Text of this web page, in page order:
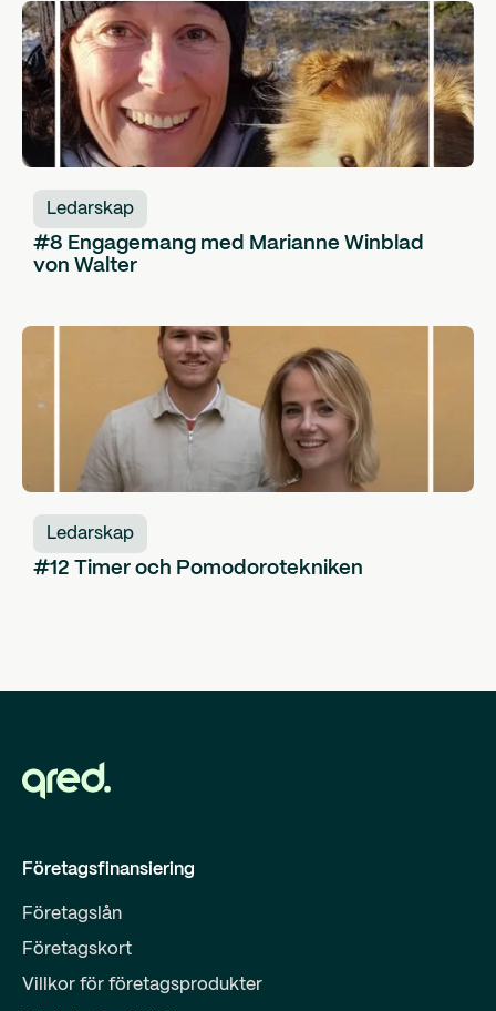
Ledarskap
#8 Engagemang med Marianne Winblad
von Walter
Ledarskap
#12 Timer och Pomodorotekniken
Företagsfinansiering
Företagslån
Företagskort
Villkor för företagsprodukter